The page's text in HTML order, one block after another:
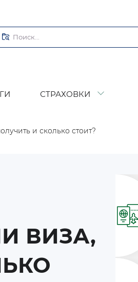
СТРАХОВКИ
и сколько стоит?
ВИЗА,